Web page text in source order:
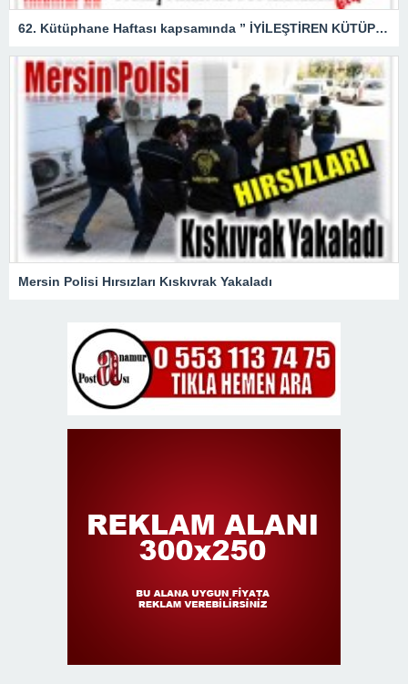
62. Kütüphane Haftası kapsamında ” İYİLEŞTİREN KÜTÜPHANELER ” etkinliği düzenlendi.
Mersin Polisi Hırsızları Kıskıvrak Yakaladı